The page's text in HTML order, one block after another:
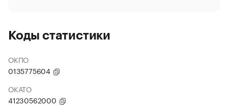
Коды статистики
ОКПО
0135775604
ОКАТО
41230562000